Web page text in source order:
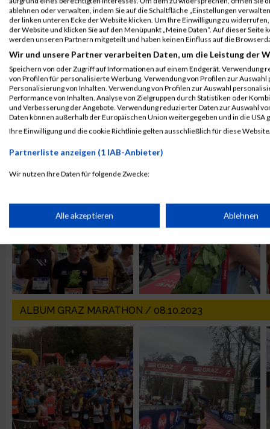
ALBUM GRAZ MARATHON / 08.10.2023
ablehnen oder verwalten, indem Sie auf die Schaltfläche „Einstellungen
der linken unteren Ecke der Website klicken. Um Ihre Einwilligung zu
der Website und klicken Sie auf den Menüpunkt „Meine Daten“. Auf dieser
werden unseren Partnern mitgeteilt und haben keinen Einfluss auf die
Wir und unsere Partner verarbeiten Daten, um die Leistung der
Speichern von oder Zugriff auf Informationen auf einem Endgerät. Verwendung
von Profilen für personalisierte Werbung. Verwendung von Profilen zur
Personalisierung von Inhalten. Verwendung von Profilen zur Auswahl
Performance von Inhalten. Analyse von Zielgruppen durch Statistiken oder
und Verbesserung der Angebote. Verwendung reduzierter Daten zur Auswahl
Daten können außerhalb der Europäischen Union weitergegeben und in die USA
Ihre Einwilligung und die cookie Richtlinie gelten ausschließlich für diese
Partnerliste anzeigen (1 IAB-Anbieter)
Wir nutzen Ihre Daten für folgende Zwecke:
Speichern von oder Zugriff auf Informationen auf einem
Verwendung reduzierter Daten zur Auswahl von Werbeanzeigen
Erstellung von Profilen für personalisierte Werbung
Verwendung von Profilen zur Auswahl personalisierter
Erstellung von Profilen zur Personalisierung von Inhalten
Verwendung von Profilen zur Auswahl personalisierter Inhalte
Alle akzeptieren Ablehnen